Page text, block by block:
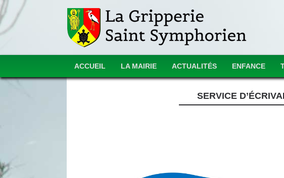
ACCUEIL LA MAIRIE ACTUALITÉS ENFANCE
SERVICE